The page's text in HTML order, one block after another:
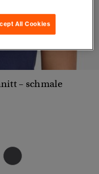
– schmale
All Cookies